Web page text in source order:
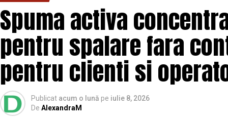
Spuma activa
pentru spalare fara
pentru clienti si
Publicat acum o lună pe iulie 8, 2026
De AlexandraM